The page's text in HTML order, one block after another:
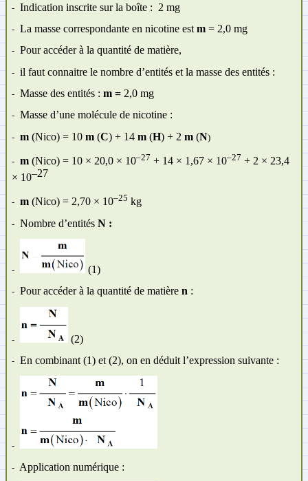
- Indication inscrite sur la boîte : 2 mg
- La masse correspondante en nicotine estm = 2,0 mg
- Pour accéder à la quantité de matière,
- il faut connaitre le nombre d’entités et la masse des entités :
- Masse des entités :m = 2,0 mg
- Masse d’une molécule de nicotine :
- m (Nico) = 10m (C) + 14m (H) + 2m (N)
- m (Nico) = 10 × 20,0 × 10–27 + 14 × 1,67 × 10–27 + 2 × 23,4
× 10–27
- m (Nico) = 2,70 × 10–25 kg
- Nombre d’entitésN :
- (1)
- Pour accéder à la quantité de matièren :
- (2)
- En combinant (1) et (2), on en déduit l’expression suivante :
-
- Application numérique :